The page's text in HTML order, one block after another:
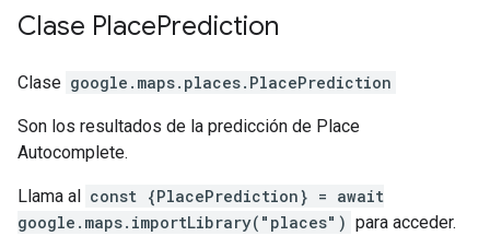
Clase PlacePrediction
Clase google.maps.places. PlacePrediction
Son los resultados de la predicción de Place
Autocomplete.
Llama al const {PlacePrediction} = await
google.maps.importLibrary("places") para acceder.